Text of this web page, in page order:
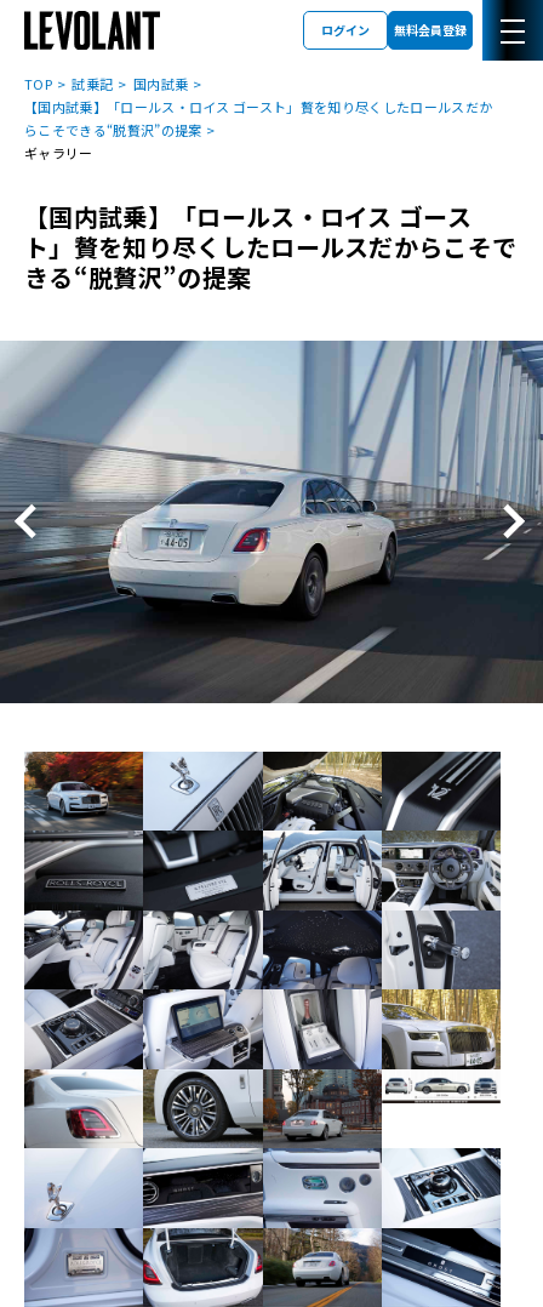
ログイン 無料会員登録
TOP 試乗記
国内試乗
【国内試乗】「ロールス・ロイス ゴースト」贅を知り尽くしたロールスだか
らこそできる“脱贅沢”の提案
ギャラリー
【国内試乗】「ロールス・ロイス ゴース
ト」贅を知り尽くしたロールスだからこそで
きる“脱贅沢”の提案